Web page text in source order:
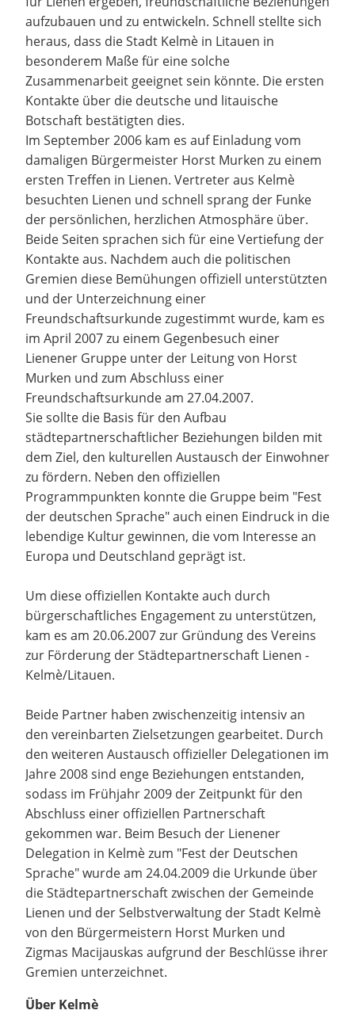
aufzubauen und zu entwickeln. Schnell stellte sich
heraus, dass die Stadt Kelmè in Litauen in
besonderem Maße für eine solche
Zusammenarbeit geeignet sein könnte. Die ersten
Kontakte über die deutsche und litauische
Botschaft bestätigten dies.
Im September 2006 kam es auf Einladung vom
damaligen Bürgermeister Horst Murken zu einem
ersten Treffen in Lienen. Vertreter aus Kelmè
besuchten Lienen und schnell sprang der Funke
der persönlichen, herzlichen Atmosphäre über.
Beide Seiten sprachen sich für eine Vertiefung der
Kontakte aus. Nachdem auch die politischen
Gremien diese Bemühungen offiziell unterstützten
und der Unterzeichnung einer
Freundschaftsurkunde zugestimmt wurde, kam es
im April 2007 zu einem Gegenbesuch einer
Lienener Gruppe unter der Leitung von Horst
Murken und zum Abschluss einer
Freundschaftsurkunde am 27.04.2007.
Sie sollte die Basis für den Aufbau
städtepartnerschaftlicher Beziehungen bilden mit
dem Ziel, den kulturellen Austausch der Einwohner
zu fördern. Neben den offiziellen
Programmpunkten konnte die Gruppe beim "Fest
der deutschen Sprache" auch einen Eindruck in die
lebendige Kultur gewinnen, die vom Interesse an
Europa und Deutschland geprägt ist.
Um diese offiziellen Kontakte auch durch
bürgerschaftliches Engagement zu unterstützen,
kam es am 20.06.2007 zur Gründung des Vereins
zur Förderung der Städtepartnerschaft Lienen -
Kelmè/Litauen.
Beide Partner haben zwischenzeitig intensiv an
den vereinbarten Zielsetzungen gearbeitet. Durch
den weiteren Austausch offizieller Delegationen im
Jahre 2008 sind enge Beziehungen entstanden,
sodass im Frühjahr 2009 der Zeitpunkt für den
Abschluss einer offiziellen Partnerschaft
gekommen war. Beim Besuch der Lienener
Delegation in Kelmè zum "Fest der Deutschen
Sprache" wurde am 24.04.2009 die Urkunde über
die Städtepartnerschaft zwischen der Gemeinde
Lienen und der Selbstverwaltung der Stadt Kelmè
von den Bürgermeistern Horst Murken und
Zigmas Macijauskas aufgrund der Beschlüsse ihrer
Gremien unterzeichnet.
Über Kelmè